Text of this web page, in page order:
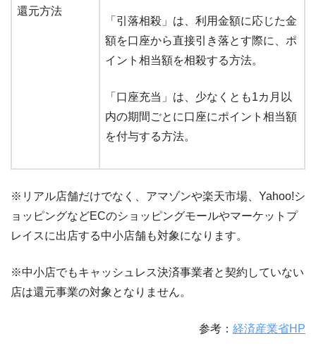
還元方法
「引落相殺」は、利用金額に応じた金
額を口座から直接引き落とす際に、ポ
イント相当額を相殺する方法。
「口座充当」は、少なくとも1カ月以
内の期間ごとに口座にポイント相当額
を付与する方法。
※リアル店舗だけでなく、アマゾンや楽天市場、Yahoo!シ
ョッピングなどECのショッピングモールやマーケットプ
レイスに出店する中小店舗も対象になります。
※中小店でもキャッシュレス決済事業者と契約していない
店は還元事業の対象となりません。
参考： 経済産業省HP